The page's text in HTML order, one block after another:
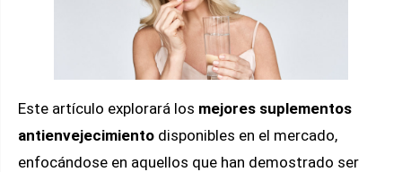
Este artículo explorará los mejores suplementos
antienvejecimiento disponibles en el mercado,
enfocándose en aquellos que han demostrado ser